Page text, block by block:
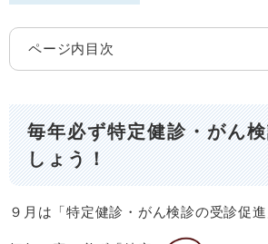
ページ内目次
毎年必ず特定健診・がん
しょう！
９月は「特定健診・がん検診の受診促進